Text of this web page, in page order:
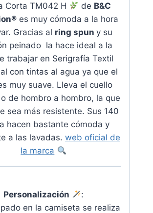
Corta TM042 H
de B&C
es muy cómoda a la hora
Gracias al ring spun y su
peinado la hace ideal a la
trabajar en Serigrafía Textil
con tintas al agua ya que el
muy suave. Lleva el cuello
de hombro a hombro, la que
sea más resistente. Sus 140
hacen bastante cómoda y
a las lavadas. web oficial de
la marca
Personalización
:
en la camiseta se realiza